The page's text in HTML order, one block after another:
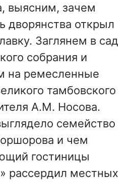
выясним, зачем
дворянства открыл
Заглянем в сад
собрания и
на ремесленные
тамбовского
А.М. Носова.
семейство
и чем
гостиницы
рассердил местных